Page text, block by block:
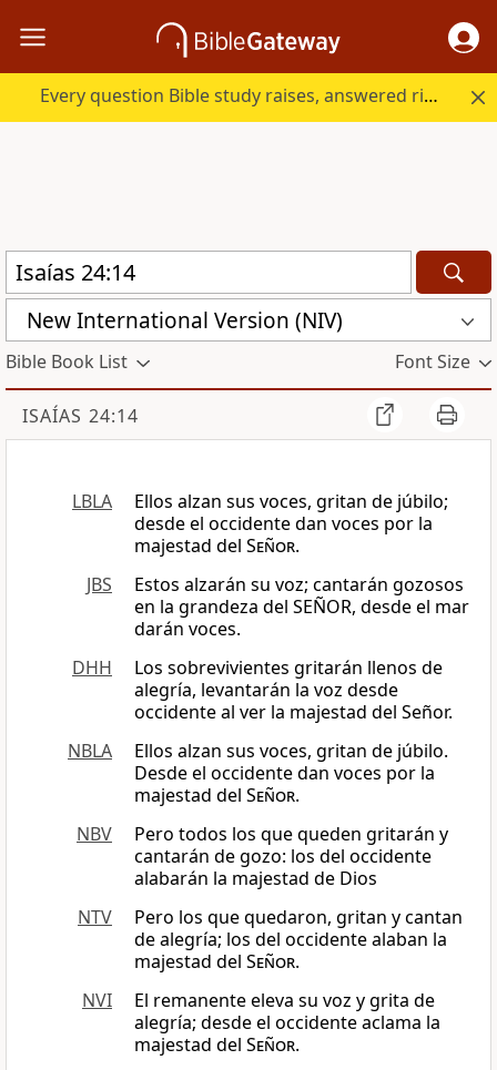
Every question Bible study raises, answered right here.
New International Version (NIV)
Bible Book List Font Size
ISAÍAS 24:14
LBLA
Ellos alzan sus voces, gritan de júbilo;
desde el occidente dan voces por la
majestad del Señor.
JBS
Estos alzarán su voz; cantarán gozosos
en la grandeza del SEÑOR, desde el mar
darán voces.
DHH
Los sobrevivientes gritarán llenos de
alegría, levantarán la voz desde
occidente al ver la majestad del Señor.
NBLA
Ellos alzan sus voces, gritan de júbilo.
Desde el occidente dan voces por la
majestad del Señor.
NBV
Pero todos los que queden gritarán y
cantarán de gozo: los del occidente
alabarán la majestad de Dios
NTV
Pero los que quedaron, gritan y cantan
de alegría; los del occidente alaban la
majestad del Señor.
NVI
El remanente eleva su voz y grita de
alegría; desde el occidente aclama la
majestad del Señor.